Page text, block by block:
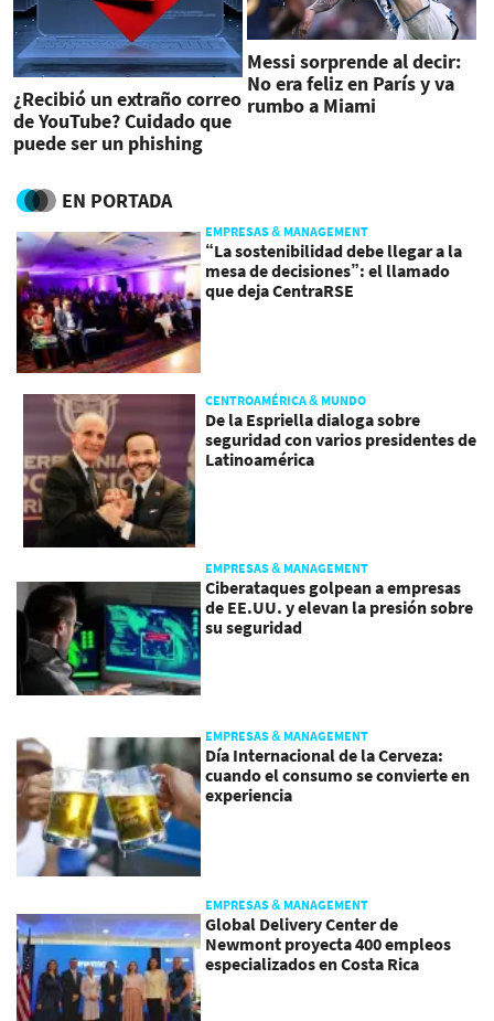
¿Recibió un extraño correo
de YouTube? Cuidado que
puede ser un phishing
Messi sorprende al decir:
No era feliz en París y va
rumbo a Miami
EN PORTADA
EMPRESAS & MANAGEMENT
“La sostenibilidad debe llegar a la
mesa de decisiones”: el llamado
que deja CentraRSE
CENTROAMÉRICA & MUNDO
De la Espriella dialoga sobre
seguridad con varios presidentes de
Latinoamérica
EMPRESAS & MANAGEMENT
Ciberataques golpean a empresas
de EE.UU. y elevan la presión sobre
su seguridad
EMPRESAS & MANAGEMENT
Día Internacional de la Cerveza:
cuando el consumo se convierte en
experiencia
EMPRESAS & MANAGEMENT
Global Delivery Center de
Newmont proyecta 400 empleos
especializados en Costa Rica